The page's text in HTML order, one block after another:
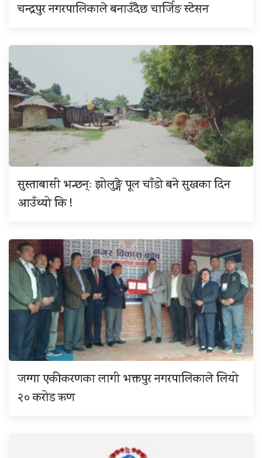
चन्द्रपुर नगरपालिकाले बनाउँदैछ चार्जिङ स्टेसन
सुस्ताबासी भन्छन्ः झोलुङ्गे पूल चाँडो बने सुखका दिन
आउँथ्यो कि !
जग्गा एकीकरणका लागी भक्तपुर नगरपालिकाले लियो
२० करोड ऋण